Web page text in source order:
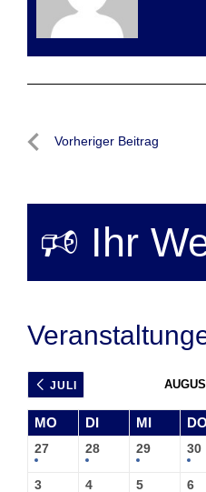
Vorheriger Beitrag
🕫 Ihr
JULI
MO DI MI DO
27 28 29 30
3 4 5 6